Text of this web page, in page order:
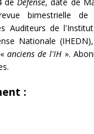
deDéfense, daté de
bimestrielle de
Auditeurs de
Nationale
anciens de l'IH